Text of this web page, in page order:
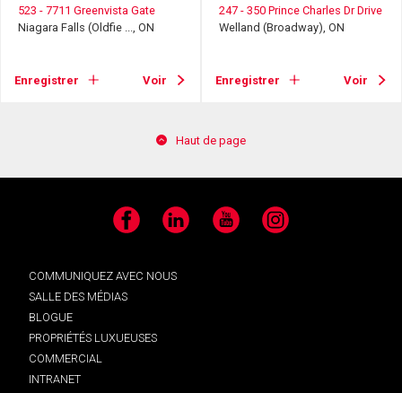
523 - 7711 Greenvista Gate
Niagara Falls (Oldfie ..., ON
Enregistrer Voir
247 - 350 Prince Charles Dr Drive
Welland (Broadway), ON
Enregistrer Voir
Haut de page
Facebook LinkedIn YouTube Instagram
COMMUNIQUEZ AVEC NOUS
SALLE DES MÉDIAS
BLOGUE
PROPRIÉTÉS LUXUEUSES
COMMERCIAL
INTRANET